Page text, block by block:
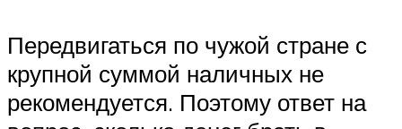
Передвигаться по чужой стране с
крупной суммой наличных не
рекомендуется. Поэтому ответ на